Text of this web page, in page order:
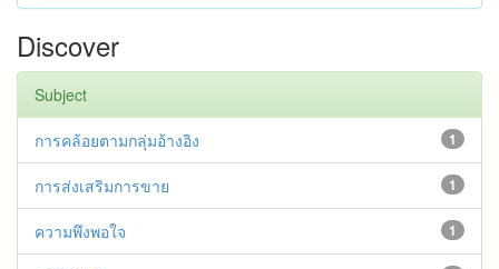
Discover
Subject
1
การคล้อยตามกลุ่มอ้างอิง
1
การส่งเสริมการขาย
1
ความพึงพอใจ